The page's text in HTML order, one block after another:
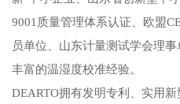
9001质量管理体系认证、欧盟
员单位、山东计量测试学会理
丰富的温湿度校准经验。
DEARTO拥有发明专利、实用